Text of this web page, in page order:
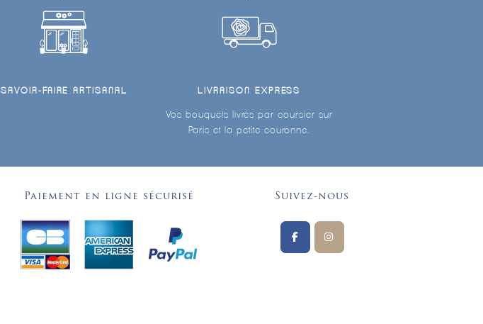
SAVOIR-FAIRE ARTISANAL LIVRAISON EXPRESS
Vos bouquets livrés par coursier sur
Paris et la petite couronne.
Paiement en ligne sécurisé Suivez-nous